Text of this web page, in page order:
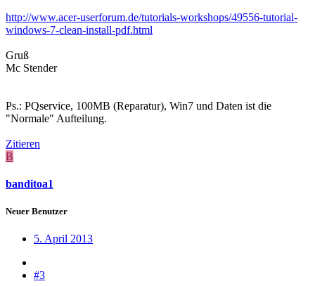
http://www.acer-userforum.de/tutorials-workshops/49556-tutorial-
windows-7-clean-install-pdf.html
Gruß
Mc Stender
Ps.: PQservice, 100MB (Reparatur), Win7 und Daten ist die
"Normale" Aufteilung.
Zitieren
B
banditoa1
Neuer Benutzer
5. April 2013
#3